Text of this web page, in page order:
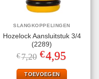
SLANGKOPPELINGEN
Hozelock Aansluitstuk 3/4
(2289)
€7,20 Oorspronkelijke
prijs
was:
€7,20.
€4,95
is:
€4,95.
TOEVOEGEN